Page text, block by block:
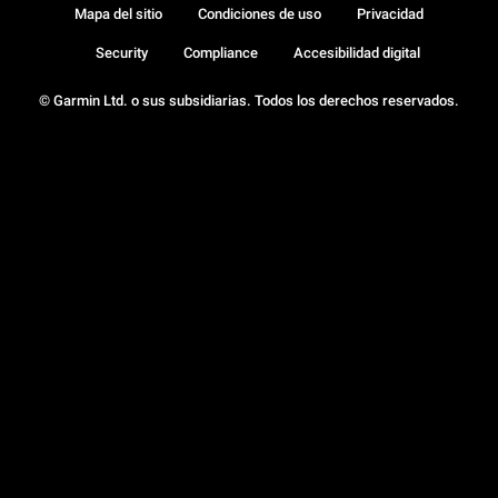
© Garmin Ltd. o sus subsidiarias. Todos los derechos reservados.
Mapa del sitio Condiciones de uso Privacidad
Security Compliance Accesibilidad digital